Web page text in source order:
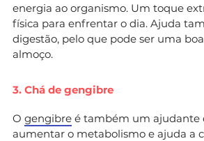
energia ao organismo. Um toque
física para enfrentar o dia. Ajuda
digestão, pelo que pode ser uma
almoço.
3. Chá de gengibre
O gengibre é também um ajudante
aumentar o metabolismo e ajuda a